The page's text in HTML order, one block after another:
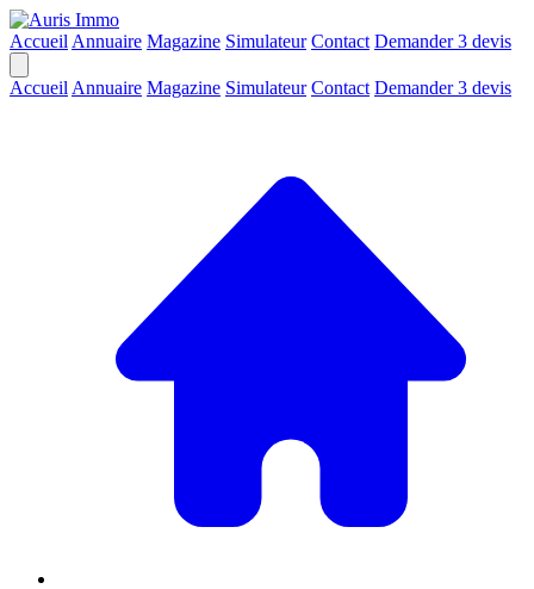
Accueil Annuaire Magazine Simulateur Contact Demander 3 devis
Accueil Annuaire Magazine Simulateur Contact Demander 3 devis